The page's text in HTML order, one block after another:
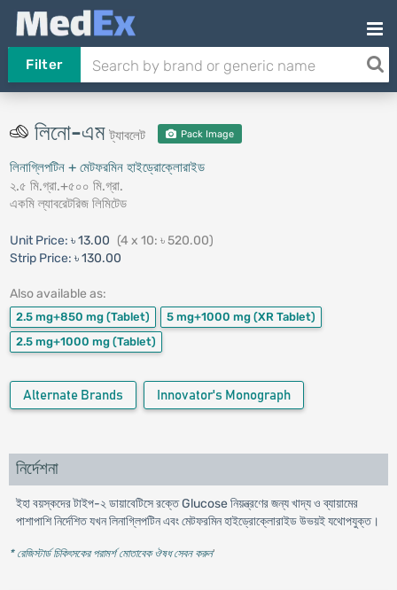
Filter
লিনো-এমট্যাবলেট Pack Image
লিনাগ্লিপটিন + মেটফরমিন হাইড্রোক্লোরাইড
২.৫ মি.গ্রা.+৫০০ মি.গ্রা.
একমি ল্যাবরেটরিজ লিমিটেড
Unit Price: ৳ 13.00 (4 x 10: ৳ 520.00)
Strip Price: ৳ 130.00
Also available as:
2.5 mg+850 mg (Tablet) 5 mg+1000 mg (XR Tablet)
2.5 mg+1000 mg (Tablet)
Alternate Brands Innovator's Monograph
নির্দেশনা
ইহা বয়স্কদের টাইপ-২ ডায়াবেটিসে রক্তে Glucose নিয়ন্ত্রণের জন্য খাদ্য ও ব্যায়ামের
পাশাপাশি নির্দেশিত যখন লিনাগ্লিপটিন এবং মেটফরমিন হাইড্রোক্লোরাইড উভয়ই যথোপযুক্ত।
* রেজিস্টার্ড চিকিৎসকের পরামর্শ মোতাবেক ঔষধ সেবন করুন'